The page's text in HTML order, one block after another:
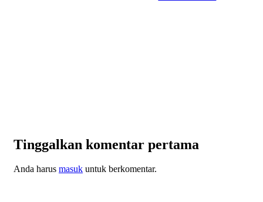
Tinggalkan komentar pertama
Anda harus masuk untuk berkomentar.